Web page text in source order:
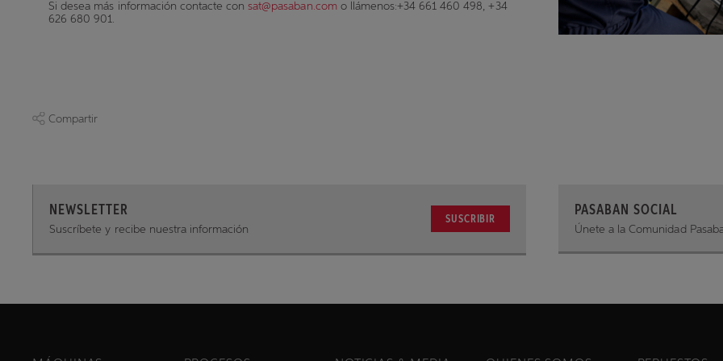
Si desea más información contacte con sat@pasaban.como llámenos:+34 661 460 498, +34
626 680 901.
Compartir
NEWSLETTER
Suscríbete y recibe nuestra información
SUSCRIBIR
PASABAN SOCIAL
Únete a la Comunidad